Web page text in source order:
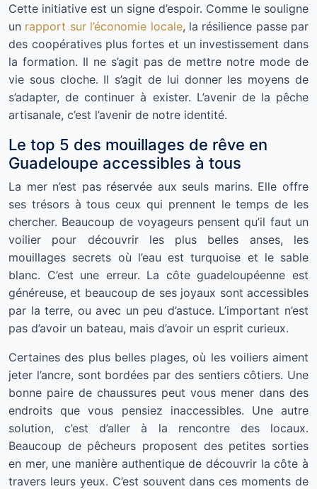
Cette initiative est un signe d’espoir. Comme le souligne
un rapport sur l’économie locale, la résilience passe par
des coopératives plus fortes et un investissement dans
la formation. Il ne s’agit pas de mettre notre mode de
vie sous cloche. Il s’agit de lui donner les moyens de
s’adapter, de continuer à exister. L’avenir de la pêche
artisanale, c’est l’avenir de notre identité.
Le top 5 des mouillages de rêve en
Guadeloupe accessibles à tous
La mer n’est pas réservée aux seuls marins. Elle offre
ses trésors à tous ceux qui prennent le temps de les
chercher. Beaucoup de voyageurs pensent qu’il faut un
voilier pour découvrir les plus belles anses, les
mouillages secrets où l’eau est turquoise et le sable
blanc. C’est une erreur. La côte guadeloupéenne est
généreuse, et beaucoup de ses joyaux sont accessibles
par la terre, ou avec un peu d’astuce. L’important n’est
pas d’avoir un bateau, mais d’avoir un esprit curieux.
Certaines des plus belles plages, où les voiliers aiment
jeter l’ancre, sont bordées par des sentiers côtiers. Une
bonne paire de chaussures peut vous mener dans des
endroits que vous pensiez inaccessibles. Une autre
solution, c’est d’aller à la rencontre des locaux.
Beaucoup de pêcheurs proposent des petites sorties
en mer, une manière authentique de découvrir la côte à
travers leurs yeux. C’est souvent dans ces moments de